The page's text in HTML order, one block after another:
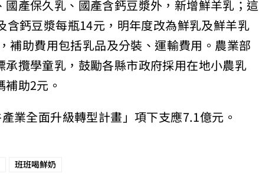
鈣豆漿每瓶14元，明年度改為鮮乳及鮮羊乳
助費用包括乳品及分裝、運輸費用。農業部
攬學童乳，鼓勵各縣市政府採用在地小農乳
助2元。
業全面升級轉型計畫」項下支應7.1億元。
班班喝鮮奶